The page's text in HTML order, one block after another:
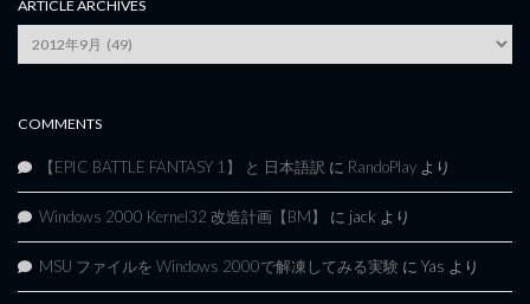
ARTICLE ARCHIVES
Archives
COMMENTS
【EPIC BATTLE FANTASY 1】 と 日本語訳 に RandoPlay より
Windows 2000 Kernel32 改造計画【BM】 に jack より
MSU ファイルを Windows 2000で解凍してみる実験 に Yas より